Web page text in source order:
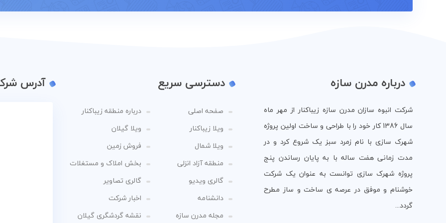
درباره مدرن سازه
شرکت انبوه سازان مدرن سازه زیباکنار از مهر ماه
سال 1386 کار خود را با طراحی و ساخت اولین پروژه
شهرک سازی با نام زمرد سبز یک شروع کرد و در
مدت زمانی هفت ساله با به پایان رساندن پنج
پروژه شهرک سازی توانست به عنوان یک شرکت
خوشنام و موفق در عرصه ی ساخت و ساز مطرح
گردد...
دسترسی سریع
صفحه اصلی
درباره منطقه زیباکنار
ویلا زیباکنار
ویلا گیلان
ویلا شمال
فروش زمین
منطقه آزاد انزلی
بخش املاک و مستغلات
گالری ویدیو
گالری تصاویر
دانشنامه
اخبار شرکت
مجله مدرن سازه
نقشه گردشگری گیلان
آدرس